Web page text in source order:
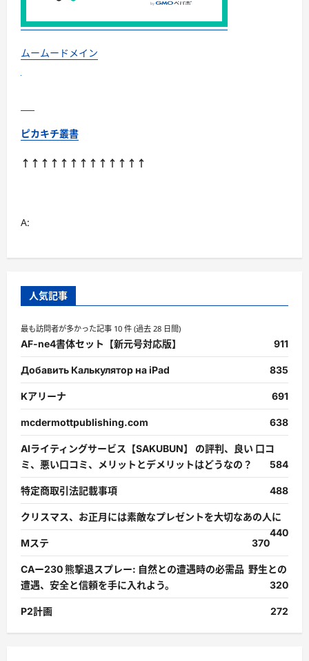
ムームードメイン
ピカキチ叢書
↑↑↑↑↑↑↑↑↑↑↑↑↑
A:
人気記事
最も訪問者が多かった記事 10 件 (過去 28 日間)
AF-ne4書体セット【新元号対応版】 911
Добавить Калькулятор на iPad 835
Kアリーナ 691
mcdermottpublishing.com 638
AIライティングサービス【SAKUBUN】 の評判、良い 口コ
ミ、悪い口コミ、メリットとデメリットはどうなの？
584
特定商取引法記載事項 488
クリスマス、お正月には素敵なプレゼントを大切なあの人に
440
Mステ
370
CAー230 熊撃退スプレー: 自然との遭遇時の必需品 野生との
遭遇、安全と信頼を手に入れよう。
320
P2計画 272